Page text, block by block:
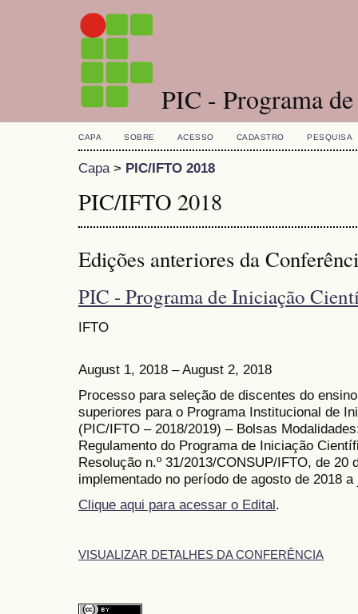
PIC - Programa
CAPA SOBRE ACESSO CADASTRO PESQUISA
Capa> PIC/IFTO 2018
PIC/IFTO 2018
Edições anteriores da
PIC - Programa de Iniciação
IFTO
August 1, 2018 – August 2, 2018
Processo para seleção de discentes do
superiores para o Programa Institucional de
(PIC/IFTO – 2018/2019) – Bolsas
Regulamento do Programa de Iniciação
Resolução n.º 31/2013/CONSUP/IFTO, de 20
implementado no período de agosto de 2018
Clique aqui para acessar o Edital.
VISUALIZAR DETALHES DA CONFERÊNCIA